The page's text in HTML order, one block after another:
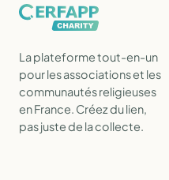
La plateforme tout-en-un
pour les associations et les
communautés religieuses
en France. Créez du lien,
pas juste de la collecte.